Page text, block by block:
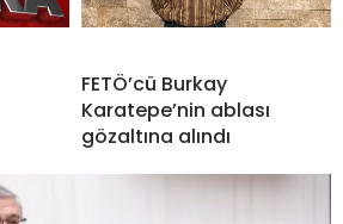
FETÖ’cü Burkay
Karatepe’nin ablası
gözaltına alındı